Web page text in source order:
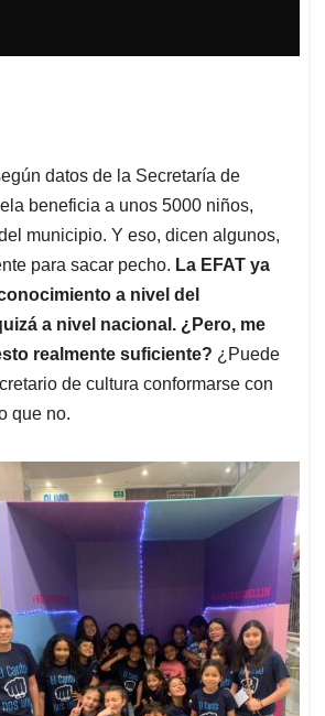
datos de la Secretaría de
beneficia a unos 5000 niños,
municipio. Y eso, dicen algunos,
para sacar pecho. La EFAT ya
a nivel del
a nivel nacional. ¿Pero, me
realmente suficiente? ¿Puede
de cultura conformarse con
que no.